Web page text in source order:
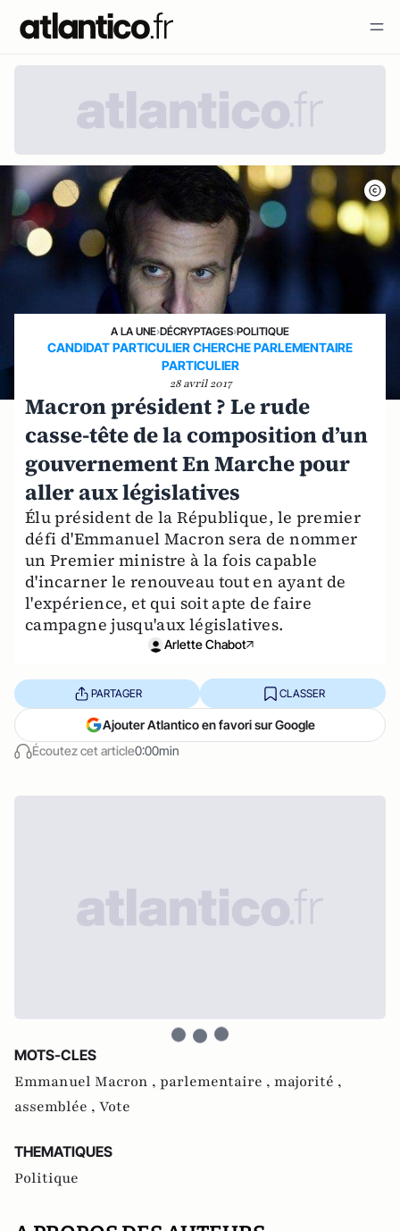
A LA UNE›DÉCRYPTAGES›POLITIQUE
CANDIDAT PARTICULIER CHERCHE PARLEMENTAIRE
PARTICULIER
28 avril 2017
Macron président ? Le rude
casse-tête de la composition d’un
gouvernement En Marche pour
aller aux législatives
Élu président de la République, le premier
défi d'Emmanuel Macron sera de nommer
un Premier ministre à la fois capable
d'incarner le renouveau tout en ayant de
l'expérience, et qui soit apte de faire
campagne jusqu'aux législatives.
Arlette Chabot
Écoutez cet article0:00min
PARTAGER CLASSER
Ajouter Atlantico en favori sur Google
MOTS-CLES
Emmanuel Macron , parlementaire , majorité ,
assemblée , Vote
THEMATIQUES
Politique